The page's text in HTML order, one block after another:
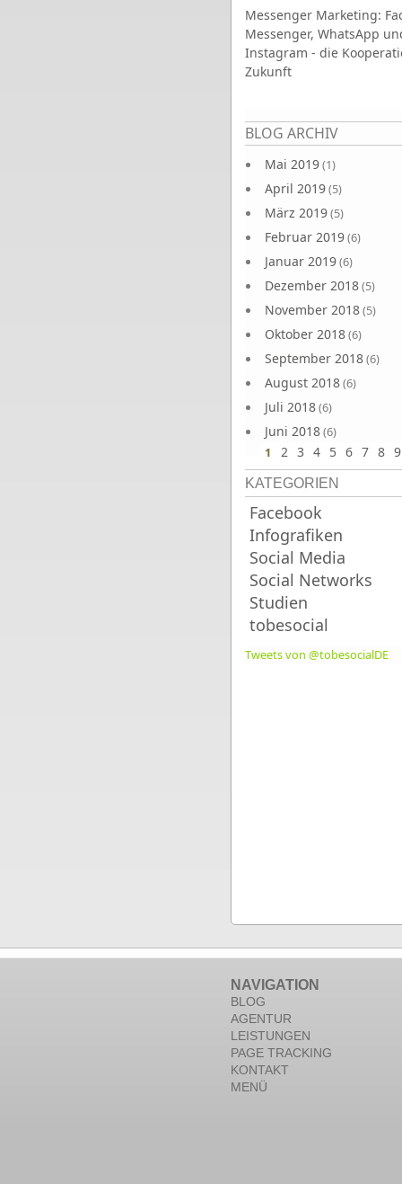
Messenger Marketing:
Messenger, WhatsApp
Instagram - die
Zukunft
BLOG ARCHIV
Mai 2019(1)
April 2019(5)
März 2019(5)
Februar 2019(6)
Januar 2019(6)
Dezember 2018(5)
November 2018(5)
Oktober 2018(6)
September 2018(6)
August 2018(6)
Juli 2018(6)
Juni 2018(6)
Seiten
1 2 3 4 5 6 7 8 9
KATEGORIEN
Facebook
Infografiken
Social Media
Social Networks
Studien
tobesocial
Tweets von @tobesocialDE
NAVIGATION
BLOG
AGENTUR
LEISTUNGEN
PAGE TRACKING
KONTAKT
MENÜ